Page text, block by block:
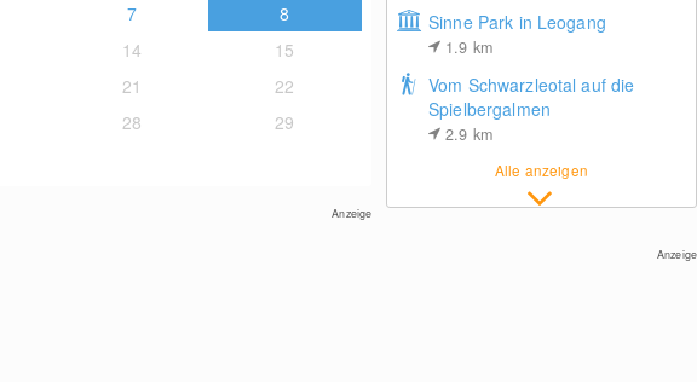
7
8
14
15
21
22
28
29
Anzeige
Sinne Park in Leogang
1.9 km
Vom Schwarzleotal auf die
Spielbergalmen
2.9 km
Alle anzeigen
Anzeige